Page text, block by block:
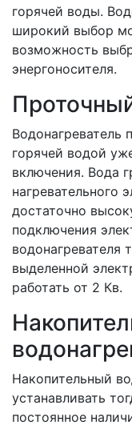
горячей воды.
широкий выбор
возможность
энергоносителя.
Водонагреватель
горячей водой
включения. Вода
нагревательного
достаточно
подключения
водонагревателя
выделенной
работать от 2 Кв.
Накопительный
устанавливать
постоянное